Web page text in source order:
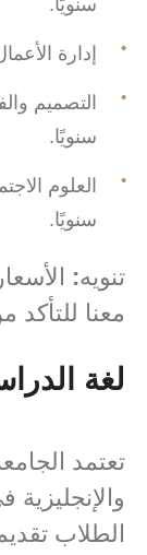
سنويًا.
إدارة الأعمال: 4
التصميم
سنويًا.
العلوم
سنويًا.
تنويه:
معنا
لغة
تعتمد
الطلاب